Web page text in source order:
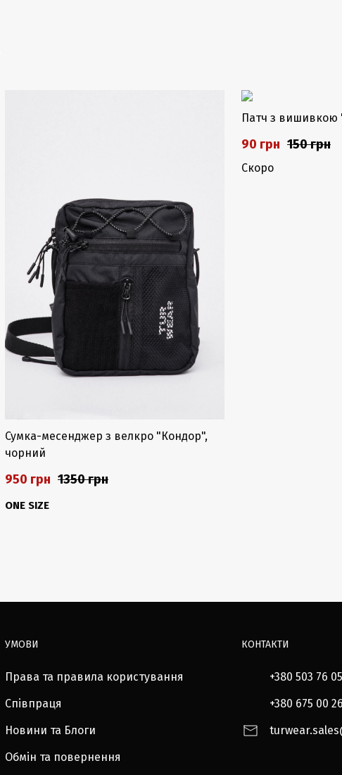
Сумка-месенджер з велкро "Кондор",
чорний
950 грн 1350 грн
ONE SIZE
Патч з вишивкою
90 грн 150 грн
Скоро
УМОВИ
Права та правила користування
Співпраця
Новини та Блоги
Обмін та повернення
КОНТАКТИ
+380 503 76
+380 675 00